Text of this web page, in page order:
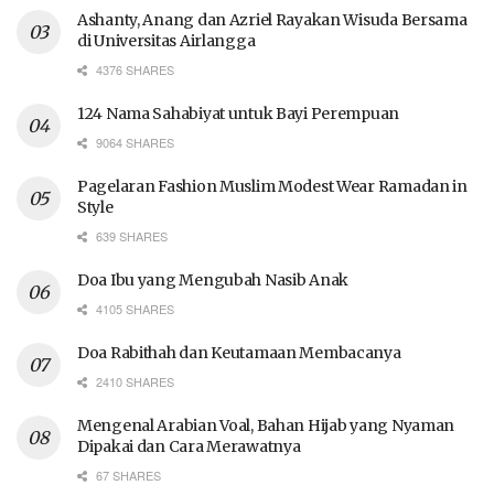
Ashanty, Anang dan Azriel Rayakan Wisuda Bersama
di Universitas Airlangga
4376 SHARES
124 Nama Sahabiyat untuk Bayi Perempuan
9064 SHARES
Pagelaran Fashion Muslim Modest Wear Ramadan in
Style
639 SHARES
Doa Ibu yang Mengubah Nasib Anak
4105 SHARES
Doa Rabithah dan Keutamaan Membacanya
2410 SHARES
Mengenal Arabian Voal, Bahan Hijab yang Nyaman
Dipakai dan Cara Merawatnya
67 SHARES